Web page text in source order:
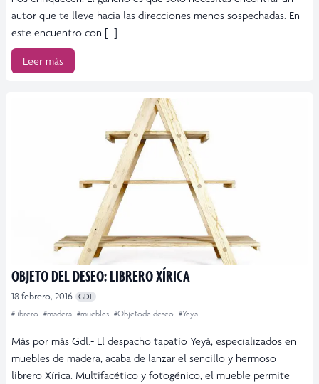
autor que te lleve hacia las direcciones menos sospechadas. En
este encuentro con […]
Leer más
OBJETO DEL DESEO: LIBRERO XÍRICA
18 febrero, 2016 GDL
#librero #madera #muebles #Objetodeldeseo #Yeya
Más por más Gdl.- El despacho tapatío Yeyá, especializados en
muebles de madera, acaba de lanzar el sencillo y hermoso
librero Xírica. Multifacético y fotogénico, el mueble permite